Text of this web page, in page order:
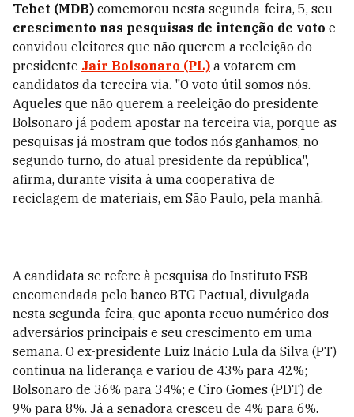
Tebet (MDB) comemorou nesta segunda-feira, 5, seu
crescimento nas pesquisas de intenção de voto e
convidou eleitores que não querem a reeleição do
presidente Jair Bolsonaro (PL) a votarem em
candidatos da terceira via. "O voto útil somos nós.
Aqueles que não querem a reeleição do presidente
Bolsonaro já podem apostar na terceira via, porque as
pesquisas já mostram que todos nós ganhamos, no
segundo turno, do atual presidente da república",
afirma, durante visita à uma cooperativa de
reciclagem de materiais, em São Paulo, pela manhã.
A candidata se refere à pesquisa do Instituto FSB
encomendada pelo banco BTG Pactual, divulgada
nesta segunda-feira, que aponta recuo numérico dos
adversários principais e seu crescimento em uma
semana. O ex-presidente Luiz Inácio Lula da Silva (PT)
continua na liderança e variou de 43% para 42%;
Bolsonaro de 36% para 34%; e Ciro Gomes (PDT) de
9% para 8%. Já a senadora cresceu de 4% para 6%.